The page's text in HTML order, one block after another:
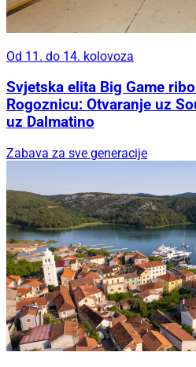
Od 11. do 14. kolovoza
Svjetska elita Big Game
Rogoznicu: Otvaranje uz
uz Dalmatino
Zabava za sve generacije